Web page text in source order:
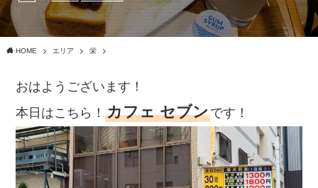
HOME エリア 栄
おはようございます！
本日はこちら！カフェ セブンです！